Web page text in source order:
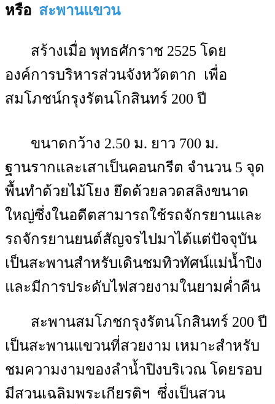
หรือ สะพานแขวน
สร้างเมื่อ พุทธศักราช 2525 โดย
องค์การบริหารส่วนจังหวัดตาก เพื่อ
สมโภชน์กรุงรัตนโกสินทร์ 200 ปี
ขนาดกว้าง 2.50 ม. ยาว 700 ม.
ฐานรากและเสาเป็นคอนกรีต จำนวน 5 จุด
พื้นทำด้วยไม้โยง ยึดด้วยลวดสลิงขนาด
ใหญ่ซึ่งในอดีตสามารถใช้รถจักรยานและ
รถจักรยานยนต์สัญจรไปมาได้แต่ปัจจุบัน
เป็นสะพานสำหรับเดินชมทิวทัศน์แม่น้ำปิง
และมีการประดับไฟสวยงามในยามค่ำคืน
สะพานสมโภชกรุงรัตนโกสินทร์ 200 ปี
เป็นสะพานแขวนที่สวยงาม เหมาะสำหรับ
ชมความงามของลำน้ำปิงบริเวณ โดยรอบ
มีสวนเฉลิมพระเกียรติฯ ซึ่งเป็นสวน